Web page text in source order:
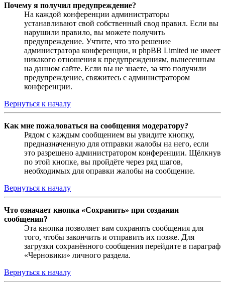
Почему я получил предупреждение?
На каждой конференции администраторы
устанавливают свой собственный свод правил. Если вы
нарушили правило, вы можете получить
предупреждение. Учтите, что это решение
администратора конференции, и phpBB Limited не имеет
никакого отношения к предупреждениям, вынесенным
на данном сайте. Если вы не знаете, за что получили
предупреждение, свяжитесь с администратором
конференции.
Вернуться к началу
Как мне пожаловаться на сообщения модератору?
Рядом с каждым сообщением вы увидите кнопку,
предназначенную для отправки жалобы на него, если
это разрешено администратором конференции. Щёлкнув
по этой кнопке, вы пройдёте через ряд шагов,
необходимых для оправки жалобы на сообщение.
Вернуться к началу
Что означает кнопка «Сохранить» при создании
сообщения?
Эта кнопка позволяет вам сохранять сообщения для
того, чтобы закончить и отправить их позже. Для
загрузки сохранённого сообщения перейдите в параграф
«Черновики» личного раздела.
Вернуться к началу